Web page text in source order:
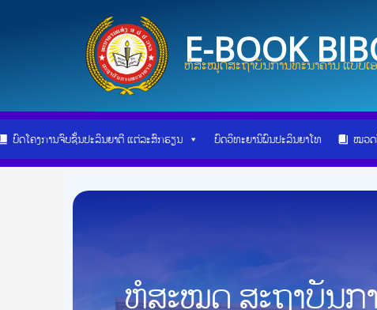
E-BOOK
ຫໍສະໝຸດສະຖາບັນການທະນາຄານ ແບບເ
ບົດໂຄງການຈົບຊັ້ນປະລິນຍາຕີ ແຕ່ລະສົກຮຽນ ບົດວິທະຍານິພົນປະລິນຍາໂທ ໝວດ
ຫໍສະໝຸດ ສະຖາບັນກ
navigation